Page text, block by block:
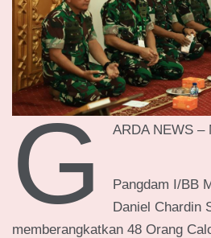
G ARDA NEWS –
Pangdam I/BB
Daniel Chardin
memberangkatkan 48 Orang